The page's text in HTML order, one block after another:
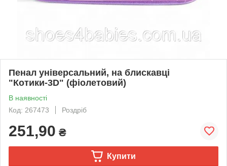
Пенал універсальний, на блискавці
"Котики-3D" (фіолетовий)
В наявності
Код: 267473
Роздріб
251,90 ₴
Купити